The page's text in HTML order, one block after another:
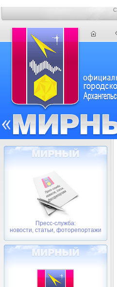
Пресс-служба:
новости, статьи, фоторепортажи